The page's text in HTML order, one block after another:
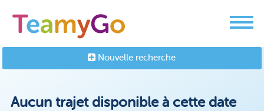
Nouvelle recherche
Aucun trajet disponible à cette date